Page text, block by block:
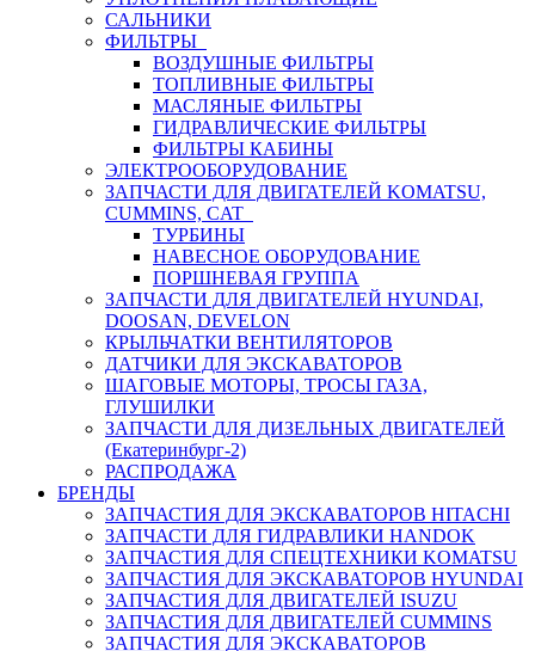
САЛЬНИКИ
ФИЛЬТРЫ
ВОЗДУШНЫЕ ФИЛЬТРЫ
ТОПЛИВНЫЕ ФИЛЬТРЫ
МАСЛЯНЫЕ ФИЛЬТРЫ
ГИДРАВЛИЧЕСКИЕ ФИЛЬТРЫ
ФИЛЬТРЫ КАБИНЫ
ЭЛЕКТРООБОРУДОВАНИЕ
ЗАПЧАСТИ ДЛЯ ДВИГАТЕЛЕЙ KOMATSU,
CUMMINS, CAT
ТУРБИНЫ
НАВЕСНОЕ ОБОРУДОВАНИЕ
ПОРШНЕВАЯ ГРУППА
ЗАПЧАСТИ ДЛЯ ДВИГАТЕЛЕЙ HYUNDAI,
DOOSAN, DEVELON
КРЫЛЬЧАТКИ ВЕНТИЛЯТОРОВ
ДАТЧИКИ ДЛЯ ЭКСКАВАТОРОВ
ШАГОВЫЕ МОТОРЫ, ТРОСЫ ГАЗА,
ГЛУШИЛКИ
ЗАПЧАСТИ ДЛЯ ДИЗЕЛЬНЫХ ДВИГАТЕЛЕЙ
(Екатеринбург-2)
РАСПРОДАЖА
БРЕНДЫ
ЗАПЧАСТИЯ ДЛЯ ЭКСКАВАТОРОВ HITACHI
ЗАПЧАСТИ ДЛЯ ГИДРАВЛИКИ HANDOK
ЗАПЧАСТИЯ ДЛЯ СПЕЦТЕХНИКИ KOMATSU
ЗАПЧАСТИЯ ДЛЯ ЭКСКАВАТОРОВ HYUNDAI
ЗАПЧАСТИЯ ДЛЯ ДВИГАТЕЛЕЙ ISUZU
ЗАПЧАСТИЯ ДЛЯ ДВИГАТЕЛЕЙ CUMMINS
ЗАПЧАСТИЯ ДЛЯ ЭКСКАВАТОРОВ